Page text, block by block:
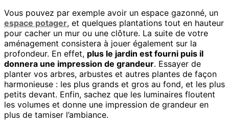
Vous pouvez par exemple avoir un espace gazonné, un
espace potager, et quelques plantations tout en hauteur
pour cacher un mur ou une clôture. La suite de votre
aménagement consistera à jouer également sur la
profondeur. En effet, plus le jardin est fourni puis il
donnera une impression de grandeur. Essayer de
planter vos arbres, arbustes et autres plantes de façon
harmonieuse : les plus grands et gros au fond, et les plus
petits devant. Enfin, sachez que les luminaires floutent
les volumes et donne une impression de grandeur en
plus de tamiser l’ambiance.